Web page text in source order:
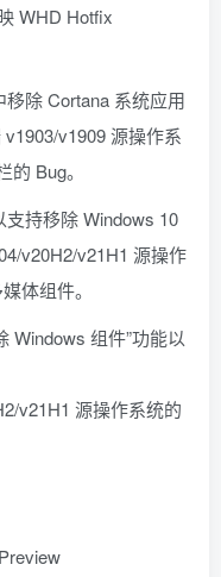
WHD Hotfix
移除 Cortana 系统应用
v1909 源操作系
Bug。
支持移除 Windows 10
v20H2/v21H1 源操作
体组件。
Windows 组件”功能以
v21H1 源操作系统的